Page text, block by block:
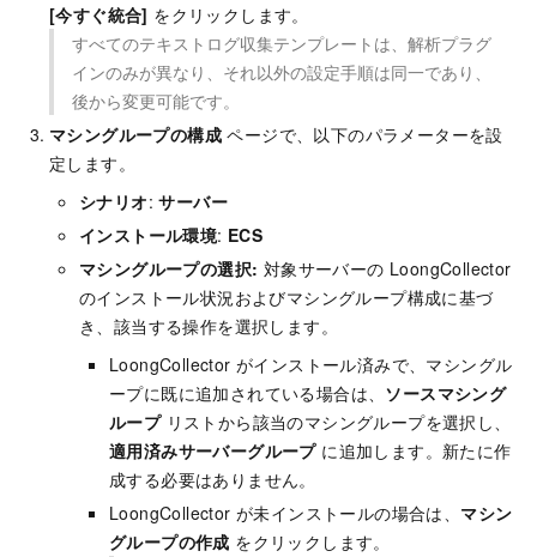
[今すぐ統合] をクリックします。
すべてのテキストログ収集テンプレートは、解析プラグ
インのみが異なり、それ以外の設定手順は同一であり、
後から変更可能です。
マシングループの構成 ページで、以下のパラメーターを設
定します。
シナリオ:サーバー
インストール環境: ECS
マシングループの選択: 対象サーバーの LoongCollector
のインストール状況およびマシングループ構成に基づ
き、該当する操作を選択します。
LoongCollector がインストール済みで、マシングル
ープに既に追加されている場合は、 ソースマシング
ループリストから該当のマシングループを選択し、
適用済みサーバーグループに追加します。新たに作
成する必要はありません。
LoongCollector が未インストールの場合は、 マシン
グループの作成 をクリックします。